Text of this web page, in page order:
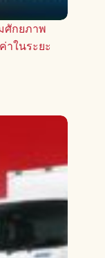
ศักยภาพ
าในระยะ